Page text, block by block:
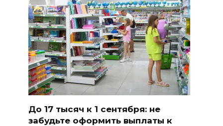
До 17 тысяч к 1 сентября: не
забудьте оформить выплаты к